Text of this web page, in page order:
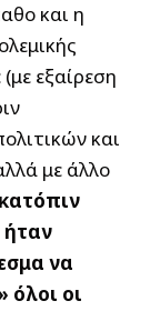
και η
εξαίρεση
και
με άλλο
ήταν
να
οι